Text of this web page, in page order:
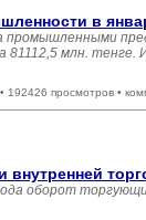
в
промышленными
81112,5 млн.
• 192426 просмотров •
внутренней
оборот